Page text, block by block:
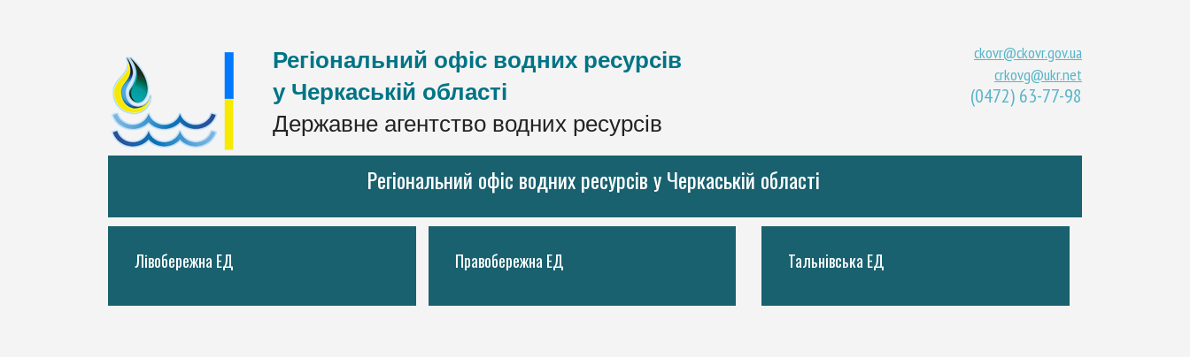
Регіональний офіс водних ресурсів
у Черкаській області
Державне агентство водних ресурсів
ckovr@ckovr.gov.ua
crkovg@ukr.net
(0472) 63-77-98
Регіональний офіс водних ресурсів у Черкаській області
Лівобережна ЕД Правобережна ЕД Тальнiвська ЕД